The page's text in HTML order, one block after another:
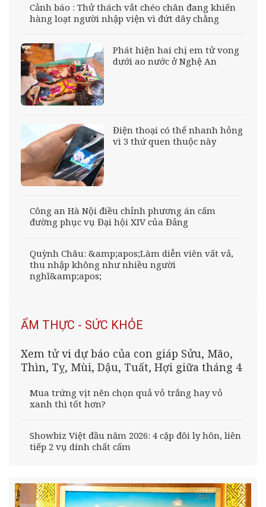
Cảnh báo : Thử thách vắt chéo chân đang khiến
hàng loạt người nhập viện vì đứt dây chằng
Phát hiện hai chị em tử vong
dưới ao nước ở Nghệ An
Điện thoại có thể nhanh hỏng
vì 3 thứ quen thuộc này
Công an Hà Nội điều chỉnh phương án cấm
đường phục vụ Đại hội XIV của Đảng
Quỳnh Châu: &amp;apos;Làm diễn viên vất vả,
thu nhập không như nhiều người
nghĩ&amp;apos;
ẨM THỰC - SỨC KHỎE
Xem tử vi dự báo của con giáp Sửu, Mão,
Thìn, Tỵ, Mùi, Dậu, Tuất, Hợi giữa tháng 4
Mua trứng vịt nên chọn quả vỏ trắng hay vỏ
xanh thì tốt hơn?
Showbiz Việt đầu năm 2026: 4 cặp đôi ly hôn, liên
tiếp 2 vụ dính chất cấm